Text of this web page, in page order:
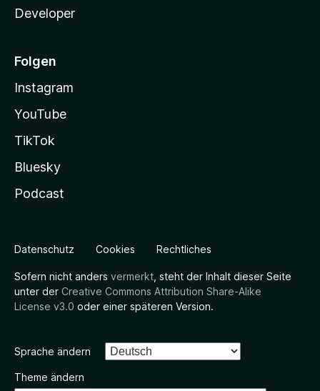
Developer
Folgen
Instagram
YouTube
TikTok
Bluesky
Podcast
Datenschutz Cookies Rechtliches
Sofern nicht anders vermerkt , steht der Inhalt dieser Seite
unter der Creative Commons Attribution Share-Alike
License v3.0 oder einer späteren Version.
Sprache ändern
Theme ändern